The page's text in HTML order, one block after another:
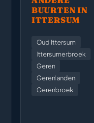
BUURTEN IN
ITTERSUM
Oud Ittersum
Ittersumerbroek
Geren
Gerenlanden
Gerenbroek